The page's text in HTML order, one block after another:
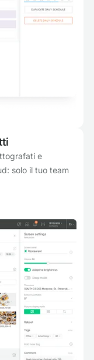
e
solo il tuo team